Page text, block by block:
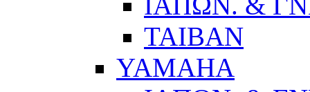
ΤΑΙΒΑΝ
YAMAHA